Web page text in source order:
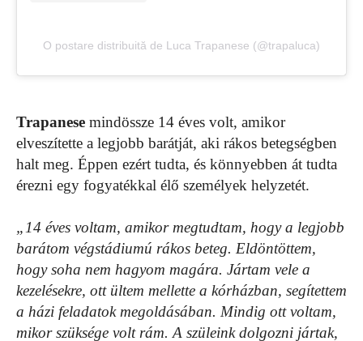
O postare distribuită de Luca Trapanese (@trapaluca)
Trapanese mindössze 14 éves volt, amikor
elveszítette a legjobb barátját, aki rákos betegségben
halt meg. Éppen ezért tudta, és könnyebben át tudta
érezni egy fogyatékkal élő személyek helyzetét.
„14 éves voltam, amikor megtudtam, hogy a legjobb
barátom végstádiumú rákos beteg. Eldöntöttem,
hogy soha nem hagyom magára. Jártam vele a
kezelésekre, ott ültem mellette a kórházban, segítettem
a házi feladatok megoldásában. Mindig ott voltam,
mikor szüksége volt rám. A szüleink dolgozni jártak,